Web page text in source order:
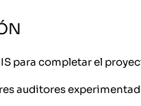
para completar el
auditores